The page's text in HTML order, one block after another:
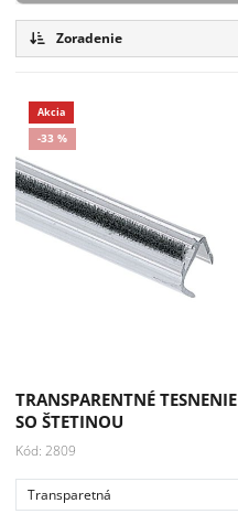
Zoradenie
Akcia
-33 %
TRANSPARENTNÉ TESNENIE
SO ŠTETINOU
Kód: 2809
Transparetná